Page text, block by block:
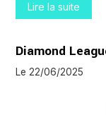
Lire la suite
Diamond
Le 22/06/2025